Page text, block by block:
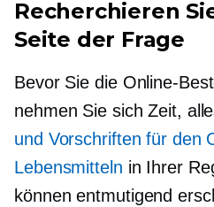
Recherchieren
Seite der Frage
Bevor Sie die Online-
nehmen Sie sich Zeit,
und Vorschriften für den
Lebensmitteln in Ihrer
können entmutigend